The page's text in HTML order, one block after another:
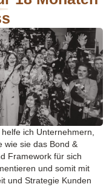
ich Unternehmern,
wie sie das Bond &
Framework für sich
und somit mit
und Strategie Kunden